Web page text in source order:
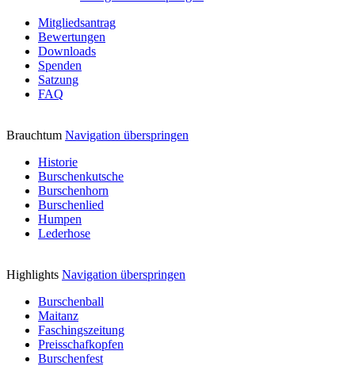
Mitgliedsantrag
Bewertungen
Downloads
Spenden
Satzung
FAQ
Brauchtum Navigation überspringen
Historie
Burschenkutsche
Burschenhorn
Burschenlied
Humpen
Lederhose
Highlights Navigation überspringen
Burschenball
Maitanz
Faschingszeitung
Preisschafkopfen
Burschenfest